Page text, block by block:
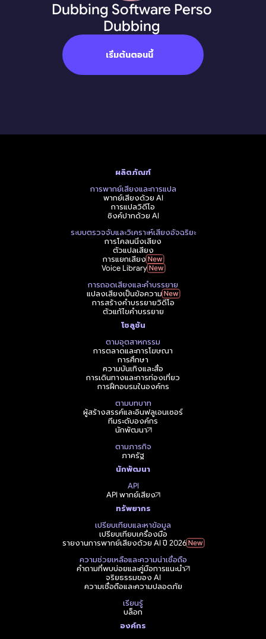
Dubbing Software Perso
Dubbing
เริ่มต้นตอนนี้
ผลิตภัณฑ์
การพากย์เสียงและการแปล
พากย์เสียงด้วย AI
การแปลวิดีโอ
ซิงค์ปากด้วย AI
ระบบตรวจจับและวิเคราะห์เสียงอัจฉริยะ
การโคลนนิ่งเสียง
ตัวแปลเสียง
การแยกเสียง
Voice Library
การถอดเสียงและคำบรรยาย
แปลงเสียงเป็นข้อความ
การสร้างคำบรรยายวิดีโอ
ตัวแก้ไขคำบรรยาย
โซลูชัน
ตามอุตสาหกรรม
การตลาดและการโฆษณา
การศึกษา
ความบันเทิงและสื่อ
การเดินทางและการท่องเที่ยว
การฝึกอบรมในองค์กร
ตามบทบาท
ผู้สร้างสรรค์และอินฟลูเอนเซอร์
ทีมระดับองค์กร
นักพัฒนา
ตามภารกิจ
ภาครัฐ
นักพัฒนา
API
API พากย์เสียง
ทรัพยากร
เปรียบเทียบและหาข้อมูล
เปรียบเทียบเครื่องมือ
รายงานการพากย์เสียงด้วย AI ปี 2026
ความช่วยเหลือและความน่าเชื่อถือ
คำถามที่พบบ่อยและคู่มือการแนะนำ
จริยธรรมของ AI
ความเชื่อถือและความปลอดภัย
เรียนรู้
บล็อก
องค์กร